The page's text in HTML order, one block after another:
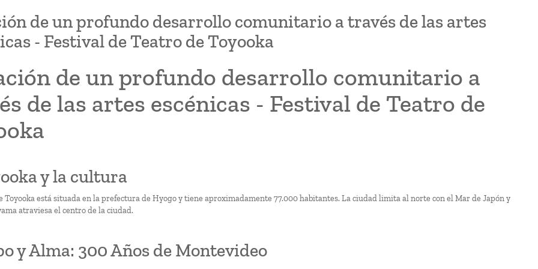
de un profundo desarrollo comunitario a través de las artes
- Festival de Teatro de Toyooka
de un profundo desarrollo comunitario a
de las artes escénicas - Festival de Teatro de
y la cultura
Toyooka está situada en la prefectura de Hyogo y tiene aproximadamente 77.000 habitantes. La ciudad limita al norte con el Mar de Japón y
atraviesa el centro de la ciudad.
y Alma: 300 Años de Montevideo